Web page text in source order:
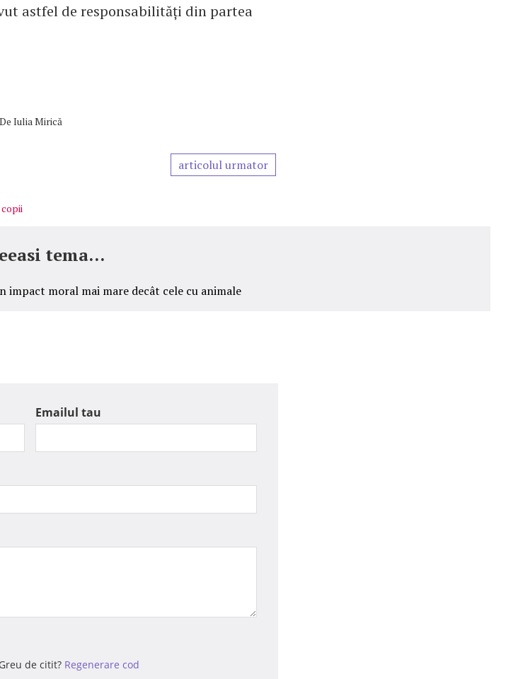
astfel de responsabilități din partea
De Iulia Mirică
articolul urmator
tema...
impact moral mai mare decât cele cu animale
Emailul tau
Greu de citit? Regenerare cod